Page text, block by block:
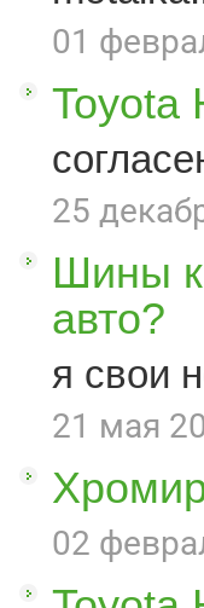
01
Toyota
25
Шины
авто?
я свои
21 мая
02